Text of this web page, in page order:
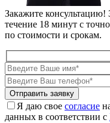
Закажите консультацию!
течение 18 минут с
по стоимости и срокам.
Я даю свое согласие
данных в соответствии с